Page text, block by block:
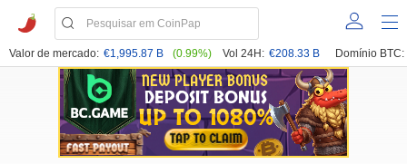
Valor de mercado: €1,995.87 B (0.99%) Vol 24H: €208.33 B Domínio BTC: